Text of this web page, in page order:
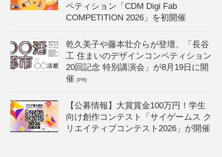
ペティション「CDM Digi Fab
COMPETITION 2026」を初開催
乾久美子や藤本壮介らが登壇、「長谷
工 住まいのデザインコンペティション
20回記念 特別講演会」が8月19日に開
催[PR]
【公募情報】大賞賞金100万円！学生
向け創作コンテスト「サイゲームス ク
リエイティブコンテスト2026」が開催